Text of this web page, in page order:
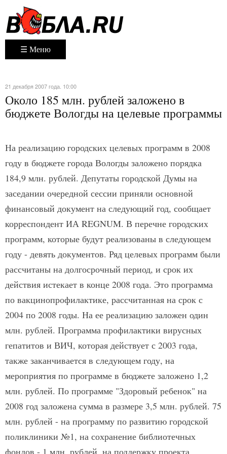
☰ Меню
21 декабря 2007 года. 10:00
Около 185 млн. рублей заложено в
бюджете Вологды на целевые программы
На реализацию городских целевых программ в 2008
году в бюджете города Вологды заложено порядка
184,9 млн. рублей. Депутаты городской Думы на
заседании очередной сессии приняли основной
финансовый документ на следующий год, сообщает
корреспондент ИА REGNUM. В перечне городских
программ, которые будут реализованы в следующем
году - девять документов. Ряд целевых программ были
рассчитаны на долгосрочный период, и срок их
действия истекает в конце 2008 года. Это программа
по вакцинопрофилактике, рассчитанная на срок с
2004 по 2008 годы. На ее реализацию заложен один
млн. рублей. Программа профилактики вирусных
гепатитов и ВИЧ, которая действует с 2003 года,
также заканчивается в следующем году, на
мероприятия по программе в бюджете заложено 1,2
млн. рублей. По программе "Здоровый ребенок" на
2008 год заложена сумма в размере 3,5 млн. рублей. 75
млн. рублей - на программу по развитию городской
поликлиники №1, на сохранение библиотечных
фондов - 1 млн. рублей, на поддержку проекта